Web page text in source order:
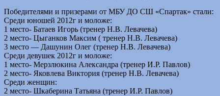
Победителями и призерами от МБУ ДО СШ «Спартак» стали:
Среди юношей 2012г и моложе:
1 место- Батаев Игорь (тренер Н.В. Левачева)
2 место- Цыганков Максим ( тренер Н.В. Левачева)
3 место — Дашунин Олег (тренер Н.В. Левачева)
Среди девушек 2012г и моложе:
1 место- Мерзлюкина Александра (тренер И.Р. Павлов)
2 место- Яковлева Виктория (тренер Н.В. Левачева)
Среди женщин:
2 место- Шкаберина Татьяна (тренер И.Р. Павлов)